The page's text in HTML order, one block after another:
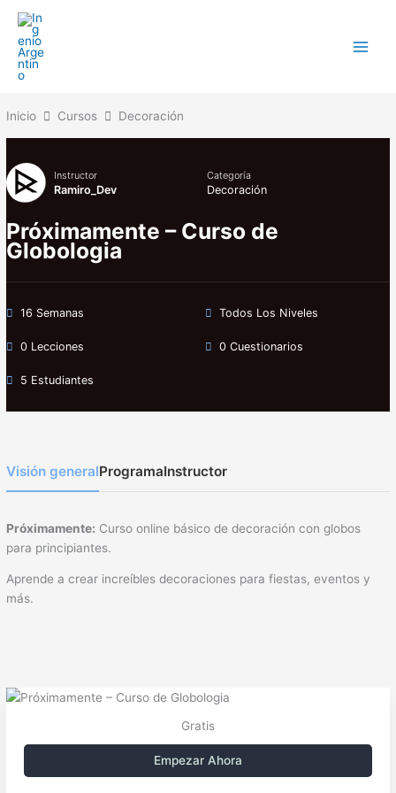
contenido
Inicio Cursos Decoración
Instructor
Ramiro_Dev
Categoría
Decoración
Próximamente – Curso de
Globologia
16 Semanas Todos Los Niveles
0 Lecciones 0 Cuestionarios
5 Estudiantes
Visión generalProgramaInstructor
Próximamente: Curso online básico de decoración con globos
para principiantes.
Aprende a crear increíbles decoraciones para fiestas, eventos y
más.
Gratis
Empezar Ahora